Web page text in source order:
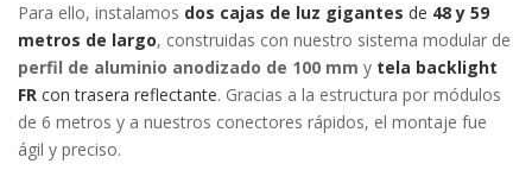
Para ello, instalamos dos cajas de luz gigantes de 48 y 59
metros de largo, construidas con nuestro sistema modular de
perfil de aluminio anodizado de 100 mm y tela backlight
FR con trasera reflectante. Gracias a la estructura por módulos
de 6 metros y a nuestros conectores rápidos, el montaje fue
ágil y preciso.